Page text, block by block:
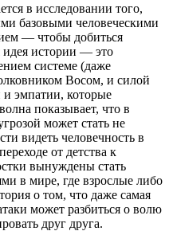
в исследовании того,
базовыми человеческими
— чтобы добиться
истории — это
системе (даже
Восом, и силой
эмпатии, которые
показывает, что в
может стать не
видеть человечность в
от детства к
вынуждены стать
в мире, где взрослые либо
о том, что даже самая
может разбиться о волю
друг друга.